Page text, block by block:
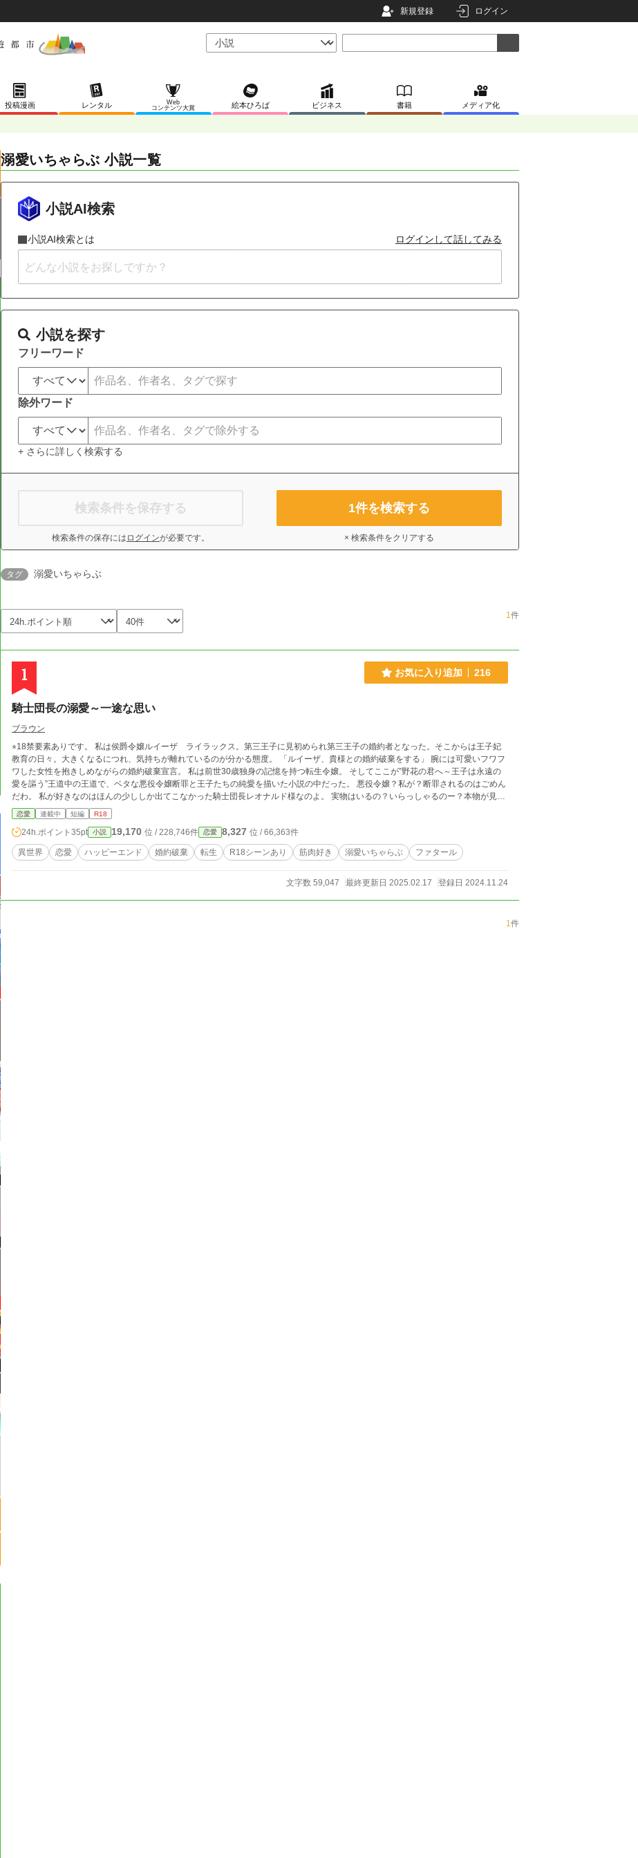
新規登録 ログイン
投稿漫画 レンタル
Web
コンテンツ大賞
絵本ひろば ビジネス 書籍 メディア化
溺愛いちゃらぶ 小説一覧
小説AI検索
小説AI検索とは ログインして話してみる
小説を探す
フリーワード
除外ワード
+ さらに詳しく検索する
検索条件を保存する
検索条件の保存には ログインが必要です。
1件を検索する
× 検索条件をクリアする
タグ 溺愛いちゃらぶ
1件
1 お気に入り追加 216
騎士団長の溺愛～一途な思い
ブラウン
⭐︎18禁要素ありです。 私は侯爵令嬢ルイーザ ライラックス。第三王子に見初められ第三王子の婚約者となった。そこからは王子妃
教育の日々。大きくなるにつれ、気持ちが離れているのが分かる態度。 「ルイーザ、貴様との婚約破棄をする」 腕には可愛いフワフ
ワした女性を抱きしめながらの婚約破棄宣言。 私は前世30歳独身の記憶を持つ転生令嬢。 そしてここが”野花の君へ～王子は永遠の
愛を謳う”王道中の王道で、ベタな悪役令嬢断罪と王子たちの純愛を描いた小説の中だった。 悪役令嬢？私が？断罪されるのはごめん
だわ。 私が好きなのはほんの少ししか出てこなかった騎士団長レオナルド様なのよ。 実物はいるの？いらっしゃるのー？本物が見た
恋愛 連載中 短編 R18
24h.ポイント 35pt 小説 19,170 位 / 228,746件 恋愛 8,327 位 / 66,363件
異世界 恋愛 ハッピーエンド 婚約破棄 転生 R18シーンあり 筋肉好き 溺愛いちゃらぶ ファタール
文字数 59,047 最終更新日 2025.02.17 登録日 2024.11.24
1件